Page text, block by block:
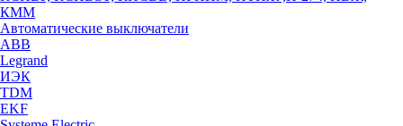
КММ
Автоматические выключатели
ABB
Legrand
ИЭК
TDM
EKF